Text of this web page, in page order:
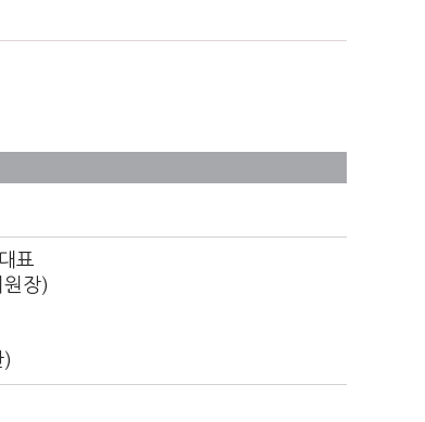
표
장)
)